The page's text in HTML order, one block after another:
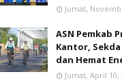
Jumat,
ASN Pemkab
Kantor,
dan Hemat
Jumat, April 10,